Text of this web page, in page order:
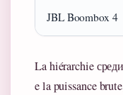
JBL Boombox 4
La hiérarchie
e la puissance